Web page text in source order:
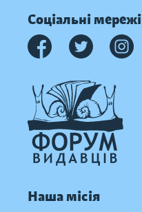
Соціальні мережі
Наша місія